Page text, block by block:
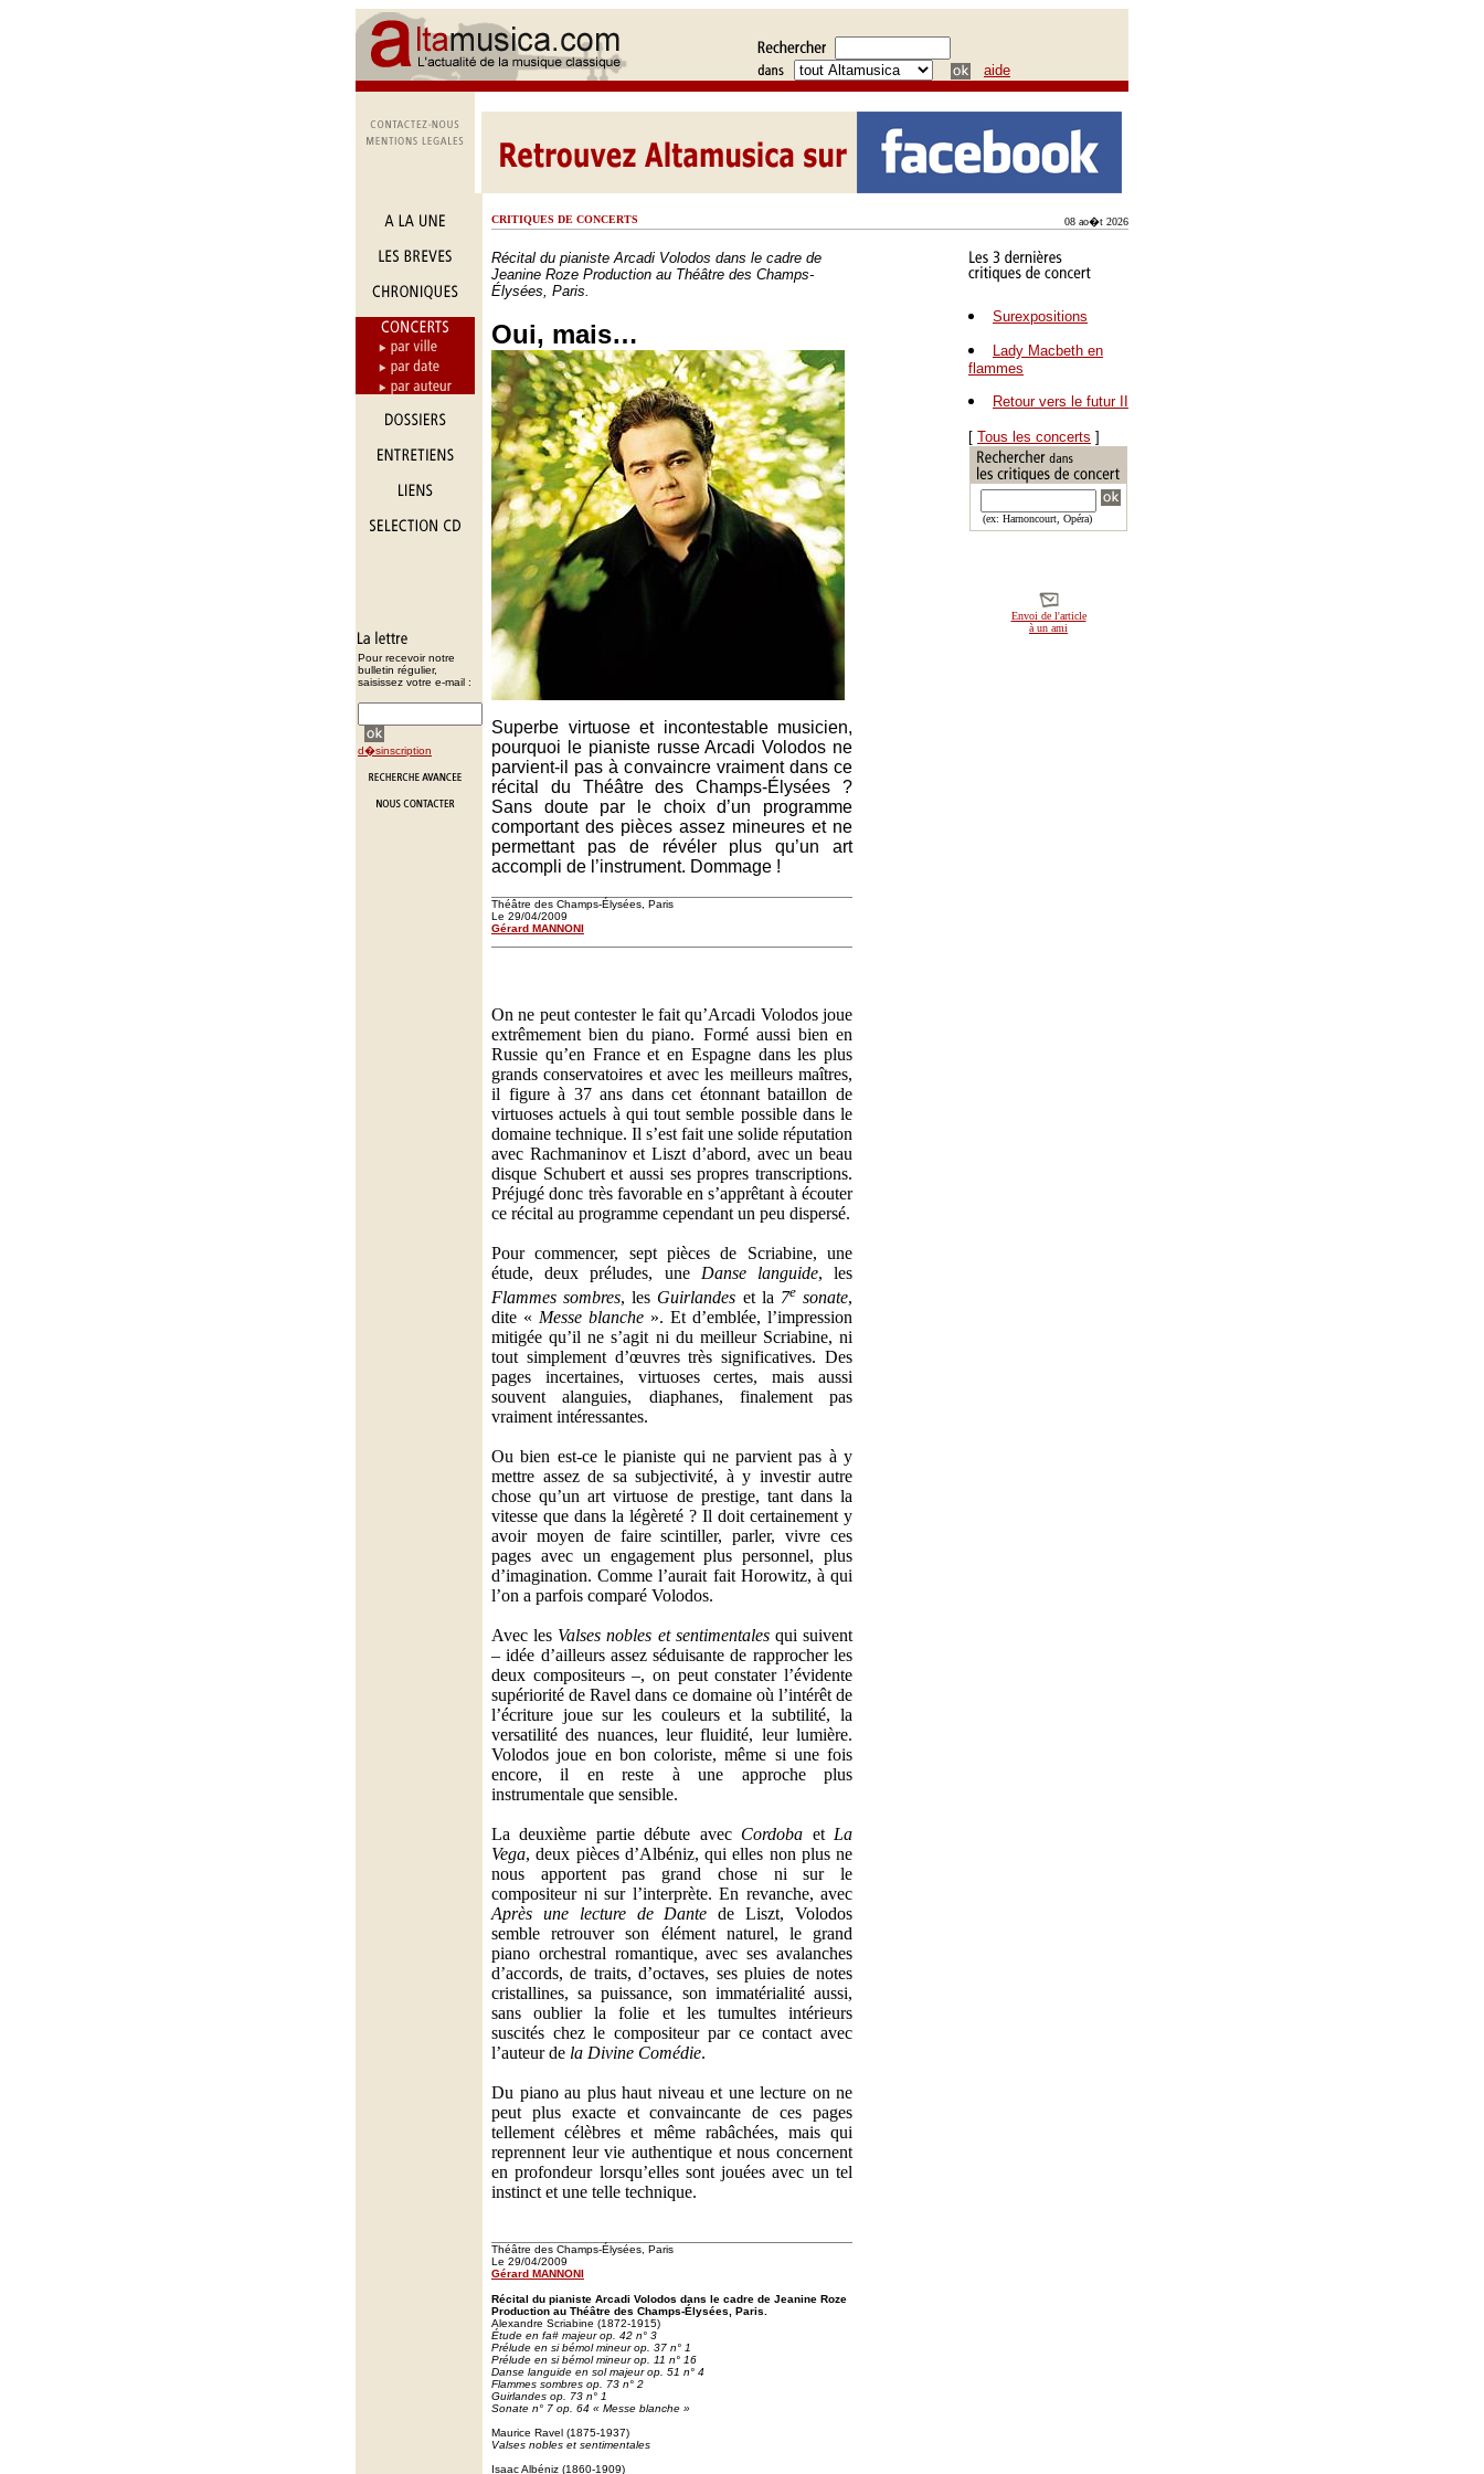
aide
Pour recevoir notre
bulletin régulier,
saisissez votre e-mail :
d�sinscription
CRITIQUES DE CONCERTS 08 ao�t 2026
Récital du pianiste Arcadi Volodos dans le cadre de
Jeanine Roze Production au Théâtre des Champs-
Élysées, Paris.
Oui, mais…
Superbe virtuose et incontestable musicien,
pourquoi le pianiste russe Arcadi Volodos ne
parvient-il pas à convaincre vraiment dans ce
récital du Théâtre des Champs-Élysées ?
Sans doute par le choix d’un programme
comportant des pièces assez mineures et ne
permettant pas de révéler plus qu’un art
accompli de l’instrument. Dommage !
Théâtre des Champs-Élysées, Paris
Le 29/04/2009
Gérard MANNONI
Surexpositions
Lady Macbeth en
flammes
Retour vers le futur II
[ Tous les concerts ]
(ex: Harnoncourt, Opéra)
Envoi de l'article
à un ami
On ne peut contester le fait qu’Arcadi Volodos joue
extrêmement bien du piano. Formé aussi bien en
Russie qu’en France et en Espagne dans les plus
grands conservatoires et avec les meilleurs maîtres,
il figure à 37 ans dans cet étonnant bataillon de
virtuoses actuels à qui tout semble possible dans le
domaine technique. Il s’est fait une solide réputation
avec Rachmaninov et Liszt d’abord, avec un beau
disque Schubert et aussi ses propres transcriptions.
Préjugé donc très favorable en s’apprêtant à écouter
ce récital au programme cependant un peu dispersé.
Pour commencer, sept pièces de Scriabine, une
étude, deux préludes, une Danse languide, les
Flammes sombres, les Guirlandes et la 7esonate,
dite « Messe blanche ». Et d’emblée, l’impression
mitigée qu’il ne s’agit ni du meilleur Scriabine, ni
tout simplement d’œuvres très significatives. Des
pages incertaines, virtuoses certes, mais aussi
souvent alanguies, diaphanes, finalement pas
vraiment intéressantes.
Ou bien est-ce le pianiste qui ne parvient pas à y
mettre assez de sa subjectivité, à y investir autre
chose qu’un art virtuose de prestige, tant dans la
vitesse que dans la légèreté ? Il doit certainement y
avoir moyen de faire scintiller, parler, vivre ces
pages avec un engagement plus personnel, plus
d’imagination. Comme l’aurait fait Horowitz, à qui
l’on a parfois comparé Volodos.
Avec les Valses nobles et sentimentalesqui suivent
– idée d’ailleurs assez séduisante de rapprocher les
deux compositeurs –, on peut constater l’évidente
supériorité de Ravel dans ce domaine où l’intérêt de
l’écriture joue sur les couleurs et la subtilité, la
versatilité des nuances, leur fluidité, leur lumière.
Volodos joue en bon coloriste, même si une fois
encore, il en reste à une approche plus
instrumentale que sensible.
La deuxième partie débute avec Cordoba et La
Vega, deux pièces d’Albéniz, qui elles non plus ne
nous apportent pas grand chose ni sur le
compositeur ni sur l’interprète. En revanche, avec
Après une lecture de Dante de Liszt, Volodos
semble retrouver son élément naturel, le grand
piano orchestral romantique, avec ses avalanches
d’accords, de traits, d’octaves, ses pluies de notes
cristallines, sa puissance, son immatérialité aussi,
sans oublier la folie et les tumultes intérieurs
suscités chez le compositeur par ce contact avec
l’auteur de la Divine Comédie.
Du piano au plus haut niveau et une lecture on ne
peut plus exacte et convaincante de ces pages
tellement célèbres et même rabâchées, mais qui
reprennent leur vie authentique et nous concernent
en profondeur lorsqu’elles sont jouées avec un tel
instinct et une telle technique.
Théâtre des Champs-Élysées, Paris
Le 29/04/2009
Gérard MANNONI
Récital du pianiste Arcadi Volodos dans le cadre de Jeanine Roze
Production au Théâtre des Champs-Élysées, Paris.
Alexandre Scriabine (1872-1915)
Étude en fa# majeur op. 42 n° 3
Prélude en si bémol mineur op. 37 n° 1
Prélude en si bémol mineur op. 11 n° 16
Danse languide en sol majeur op. 51 n° 4
Flammes sombres op. 73 n° 2
Guirlandes op. 73 n° 1
Sonate n° 7 op. 64 « Messe blanche »
Maurice Ravel (1875-1937)
Valses nobles et sentimentales
Isaac Albéniz (1860-1909)